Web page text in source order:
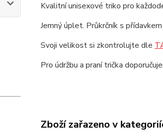
Kvalitní unisexové triko pro
Jemný úplet. Průkrčník s
Svoji velikost si zkontrolujte dle
Pro údržbu a praní trička
Zboží zařazeno v